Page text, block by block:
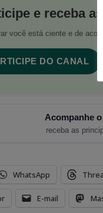
e receba
você está ciente e de
DO CANAL
Acompanhe
receba as
WhatsApp
E-mail